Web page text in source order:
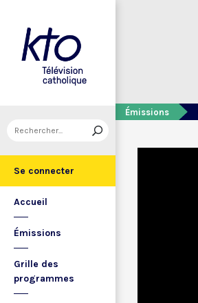
Se connecter
Accueil
Émissions
Grille des
programmes
Émissions